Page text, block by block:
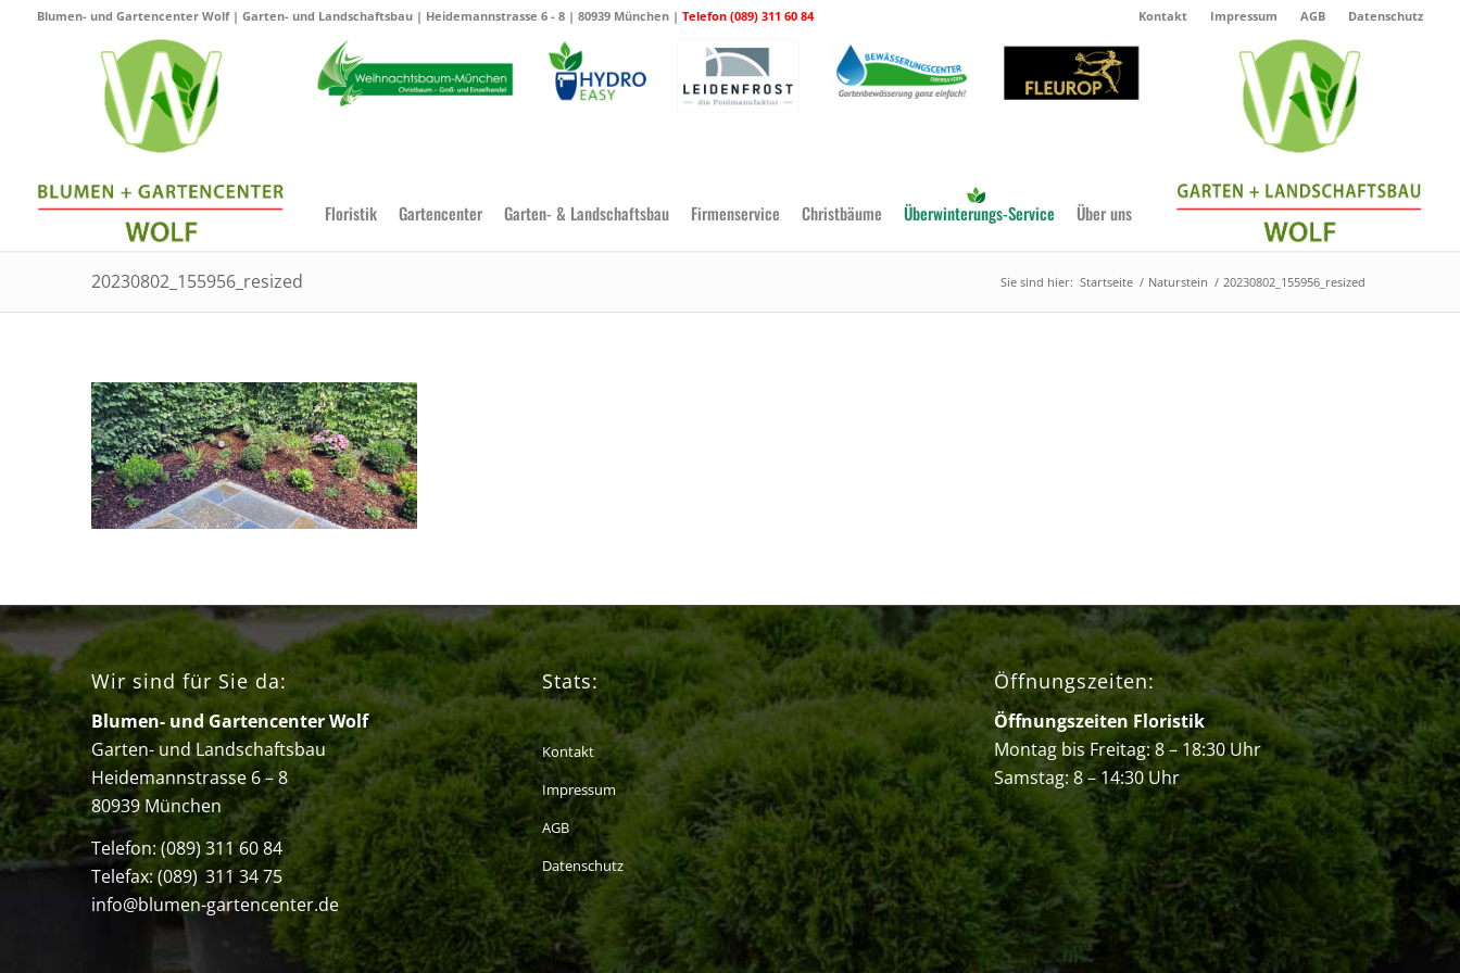
Kontakt Impressum AGB Datenschutz
Blumen- und Gartencenter Wolf | Garten- und Landschaftsbau | Heidemannstrasse 6 - 8 | 80939 München | Telefon (089) 311 60 84
Floristik Gartencenter Garten- & Landschaftsbau Firmenservice Christbäume Überwinterungs-Service Über uns
20230802_155956_resized Sie sind hier: Startseite / Naturstein / 20230802_155956_resized
Wir sind für Sie da:
Blumen- und Gartencenter Wolf
Garten- und Landschaftsbau
Heidemannstrasse 6 – 8
80939 München
Telefon:(089) 311 60 84
Telefax: (089) 311 34 75
info@blumen-gartencenter.de
Stats:
Kontakt
Impressum
AGB
Datenschutz
Öffnungszeiten:
Öffnungszeiten Floristik
Montag bis Freitag: 8 – 18:30 Uhr
Samstag: 8 – 14:30 Uhr